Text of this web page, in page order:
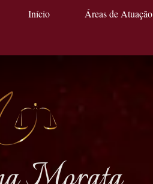
Início Áreas de Atuação